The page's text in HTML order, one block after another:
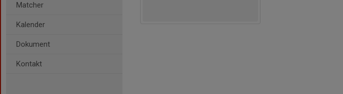
Matcher
Kalender
Dokument
Kontakt